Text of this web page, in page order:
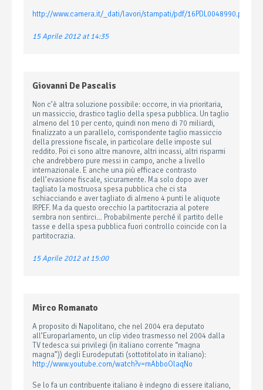
http://www.camera.it/_dati/lavori/stampati/pdf/16PDL0048990.pdf
15 Aprile 2012 at 14:35
Giovanni De Pascalis
Non c’è altra soluzione possibile: occorre, in via prioritaria,
un massiccio, drastico taglio della spesa pubblica. Un taglio
almeno del 10 per cento, quindi non meno di 70 miliardi,
finalizzato a un parallelo, corrispondente taglio massiccio
della pressione fiscale, in particolare delle imposte sul
reddito. Poi ci sono altre manovre, altri incassi, altri risparmi
che andrebbero pure messi in campo, anche a livello
internazionale. E anche una più efficace contrasto
dell’evasione fiscale, sicuramente. Ma solo dopo aver
tagliato la mostruosa spesa pubblica che ci sta
schiacciando e aver tagliato di almeno 4 punti le aliquote
IRPEF. Ma da questo orecchio la partitocrazia al potere
sembra non sentirci… Probabilmente perché il partito delle
tasse e della spesa pubblica fuori controllo coincide con la
partitocrazia.
15 Aprile 2012 at 15:00
Mirco Romanato
A proposito di Napolitano, che nel 2004 era deputato
all’Europarlamento, un clip video trasmesso nel 2004 dalla
TV tedesca sui privilegi (in italiano corrente “magna
magna”)) degli Eurodeputati (sottotitolato in italiano):
http://www.youtube.com/watch?v=mAbboOlaqNo
Se lo fa un contribuente italiano è indegno di essere italiano,